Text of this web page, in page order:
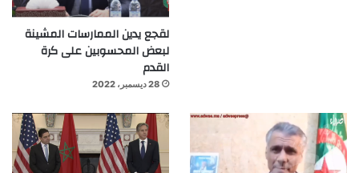
لقجع يدين الممارسات المشينة
لبعض المحسوبين على كرة
القدم
28 ديسمبر، 2022